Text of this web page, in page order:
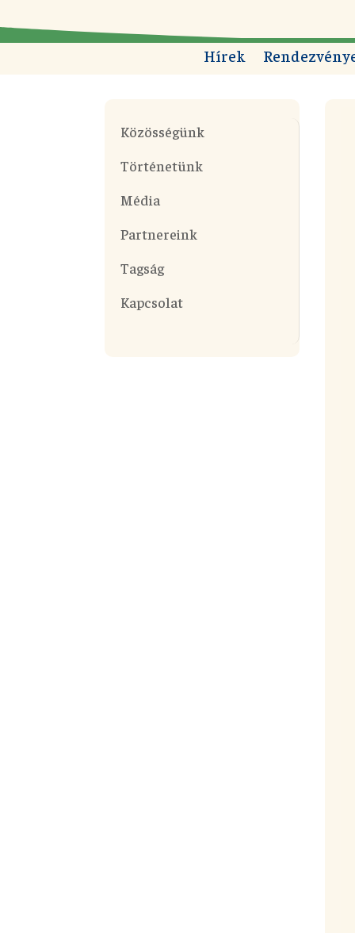
Hírek
Közösségünk
Történetünk
Média
Partnereink
Tagság
Kapcsolat